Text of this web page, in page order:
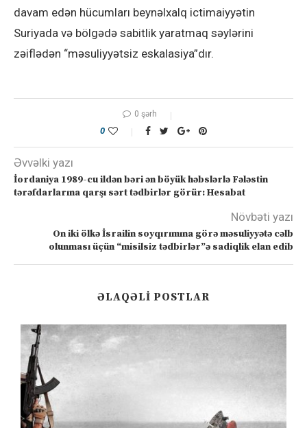
davam edən hücumları beynəlxalq ictimaiyyətin
Suriyada və bölgədə sabitlik yaratmaq səylərini
zəiflədən “məsuliyyətsiz eskalasiya”dır.
0 şərh
0
Əvvəlki yazı
İordaniya 1989-cu ildən bəri ən böyük həbslərlə Fələstin
tərəfdarlarına qarşı sərt tədbirlər görür: Hesabat
Növbəti yazı
On iki ölkə İsrailin soyqırımına görə məsuliyyətə cəlb
olunması üçün “misilsiz tədbirlər”ə sadiqlik elan edib
ƏLAQƏLI POSTLAR